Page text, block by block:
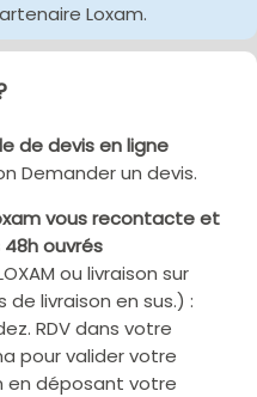
Loxam.
de devis en ligne
Demander un devis.
vous recontacte et
ouvrés
ou livraison sur
livraison en sus.) :
RDV dans votre
pour valider votre
déposant votre